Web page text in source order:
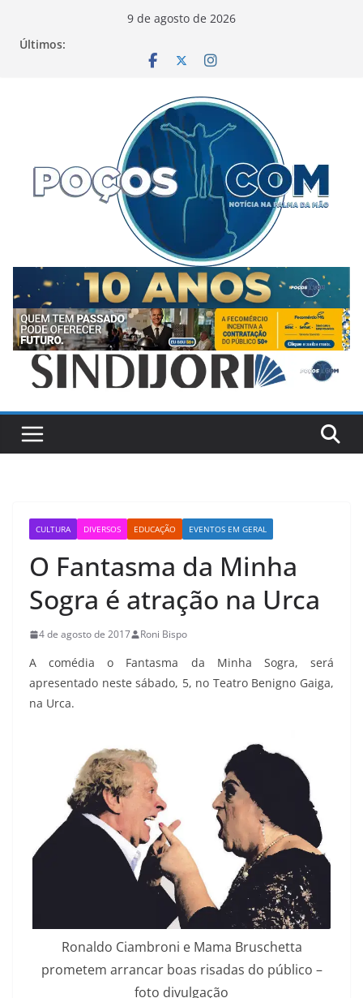
9 de agosto de 2026
Últimos:
CULTURA DIVERSOS EDUCAÇÃO EVENTOS EM GERAL
O Fantasma da Minha
Sogra é atração na Urca
4 de agosto de 2017 Roni Bispo
A comédia o Fantasma da Minha Sogra, será
apresentado neste sábado, 5, no Teatro Benigno Gaiga,
na Urca.
Ronaldo Ciambroni e Mama Bruschetta
prometem arrancar boas risadas do público –
foto divulgação